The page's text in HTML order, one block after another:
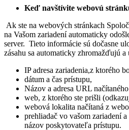
Keď navštívite webovú
Ak ste na webových stránkach
na Vašom zariadení automaticky
server. Tieto informácie sú dočasne
zásahu sa automaticky zhromažďujú a
IP adresa zariadenia,z ktorého
dátum a čas prístupu,
Názov a adresa URL
web, z ktorého ste prišli
webová lokalita načítaná z
prehliadač vo vašom zariadení
názov poskytovateľa prístupu.